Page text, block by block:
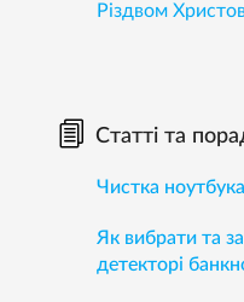
Різдвом
Статті та
Чистка
Як вибрати та
детекторі